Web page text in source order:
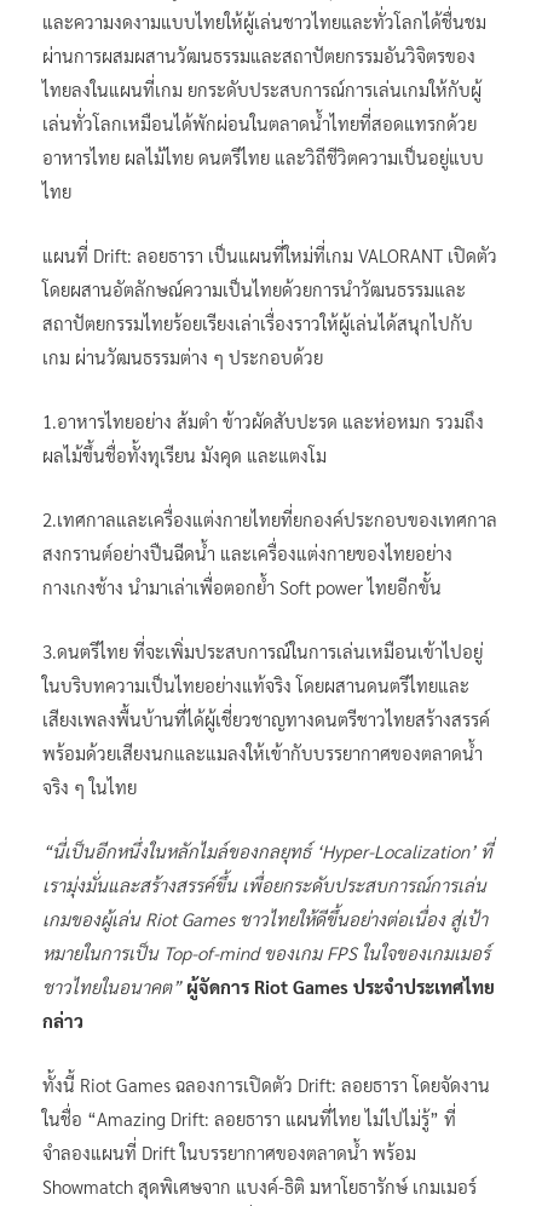
และความงดงามแบบไทยให้ผู้เล่นชาวไทยและทั่วโลกได้ชื่นชม
ผ่านการผสมผสานวัฒนธรรมและสถาปัตยกรรมอันวิจิตรของ
ไทยลงในแผนที่เกม ยกระดับประสบการณ์การเล่นเกมให้กับผู้
เล่นทั่วโลกเหมือนได้พักผ่อนในตลาดน้ำไทยที่สอดแทรกด้วย
อาหารไทย ผลไม้ไทย ดนตรีไทย และวิถีชีวิตความเป็นอยู่แบบ
ไทย
แผนที่ Drift: ลอยธารา เป็นแผนที่ใหม่ที่เกม VALORANT เปิดตัว
โดยผสานอัตลักษณ์ความเป็นไทยด้วยการนำวัฒนธรรมและ
สถาปัตยกรรมไทยร้อยเรียงเล่าเรื่องราวให้ผู้เล่นได้สนุกไปกับ
เกม ผ่านวัฒนธรรมต่าง ๆ ประกอบด้วย
1.อาหารไทยอย่าง ส้มตำ ข้าวผัดสับปะรด และห่อหมก รวมถึง
ผลไม้ขึ้นชื่อทั้งทุเรียน มังคุด และแตงโม
2.เทศกาลและเครื่องแต่งกายไทยที่ยกองค์ประกอบของเทศกาล
สงกรานต์อย่างปืนฉีดน้ำ และเครื่องแต่งกายของไทยอย่าง
กางเกงช้าง นำมาเล่าเพื่อตอกย้ำ Soft power ไทยอีกขั้น
3.ดนตรีไทย ที่จะเพิ่มประสบการณ์ในการเล่นเหมือนเข้าไปอยู่
ในบริบทความเป็นไทยอย่างแท้จริง โดยผสานดนตรีไทยและ
เสียงเพลงพื้นบ้านที่ได้ผู้เชี่ยวชาญทางดนตรีชาวไทยสร้างสรรค์
พร้อมด้วยเสียงนกและแมลงให้เข้ากับบรรยากาศของตลาดน้ำ
จริง ๆ ในไทย
“นี่เป็นอีกหนึ่งในหลักไมล์ของกลยุทธ์ ‘Hyper-Localization’ ที่
เรามุ่งมั่นและสร้างสรรค์ขึ้น เพื่อยกระดับประสบการณ์การเล่น
เกมของผู้เล่น Riot Games ชาวไทยให้ดีขึ้นอย่างต่อเนื่อง สู่เป้า
หมายในการเป็น Top-of-mind ของเกม FPS ในใจของเกมเมอร์
ชาวไทยในอนาคต” ผู้จัดการ Riot Games ประจำประเทศไทย
กล่าว
ทั้งนี้ Riot Games ฉลองการเปิดตัว Drift: ลอยธารา โดยจัดงาน
ในชื่อ “Amazing Drift: ลอยธารา แผนที่ไทย ไม่ไปไม่รู้” ที่
จำลองแผนที่ Drift ในบรรยากาศของตลาดน้ำ พร้อม
Showmatch สุดพิเศษจาก แบงค์-ธิติ มหาโยธารักษ์ เกมเมอร์